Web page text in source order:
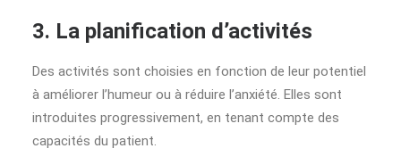
3. La planification d’activités
Des activités sont choisies en fonction de leur potentiel
à améliorer l’humeur ou à réduire l’anxiété. Elles sont
introduites progressivement, en tenant compte des
capacités du patient.